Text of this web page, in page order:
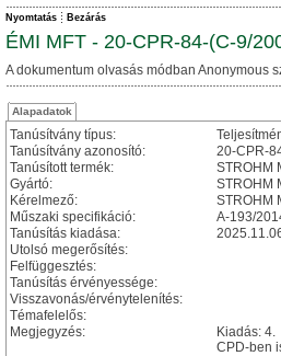
Nyomtatás Bezárás
ÉMI MFT - 20-CPR-84-(C-9/
A dokumentum olvasás módban Anonymous
Alapadatok
Tanúsítvány típus:
Tanúsítvány azonosító:
20-CPR-
Tanúsított termék:
STROHM
Gyártó:
STROHM
Kérelmező:
STROHM
Műszaki specifikáció:
A-193/
Tanúsítás kiadása:
Utolsó megerősítés:
Felfüggesztés:
Tanúsítás érvényessége:
Visszavonás/érvénytelenítés:
Témafelelős:
Megjegyzés:
Kiadás: 4.
CPD-ben